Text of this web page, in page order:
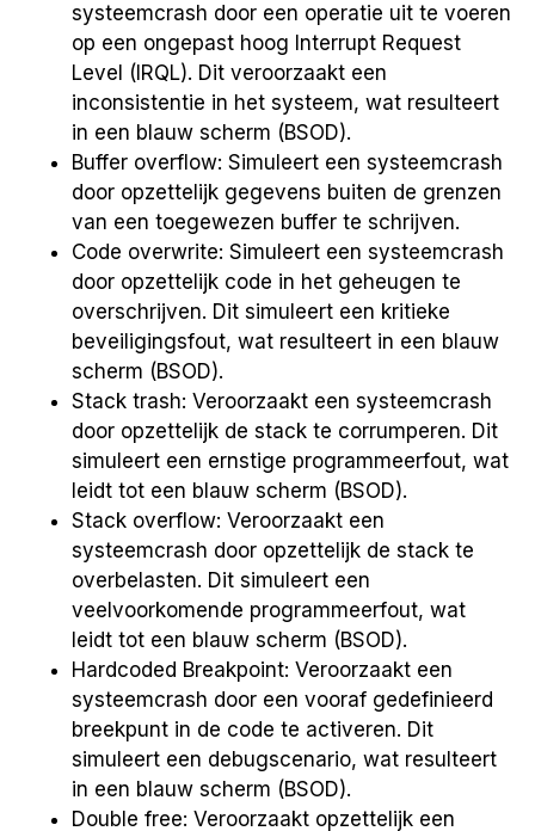
systeemcrash door een operatie uit te voeren
op een ongepast hoog Interrupt Request
Level (IRQL). Dit veroorzaakt een
inconsistentie in het systeem, wat resulteert
in een blauw scherm (BSOD).
Buffer overflow: Simuleert een systeemcrash
door opzettelijk gegevens buiten de grenzen
van een toegewezen buffer te schrijven.
Code overwrite: Simuleert een systeemcrash
door opzettelijk code in het geheugen te
overschrijven. Dit simuleert een kritieke
beveiligingsfout, wat resulteert in een blauw
scherm (BSOD).
Stack trash: Veroorzaakt een systeemcrash
door opzettelijk de stack te corrumperen. Dit
simuleert een ernstige programmeerfout, wat
leidt tot een blauw scherm (BSOD).
Stack overflow: Veroorzaakt een
systeemcrash door opzettelijk de stack te
overbelasten. Dit simuleert een
veelvoorkomende programmeerfout, wat
leidt tot een blauw scherm (BSOD).
Hardcoded Breakpoint: Veroorzaakt een
systeemcrash door een vooraf gedefinieerd
breekpunt in de code te activeren. Dit
simuleert een debugscenario, wat resulteert
in een blauw scherm (BSOD).
Double free: Veroorzaakt opzettelijk een